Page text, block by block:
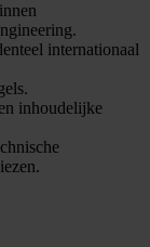
internationaal
inhoudelijke